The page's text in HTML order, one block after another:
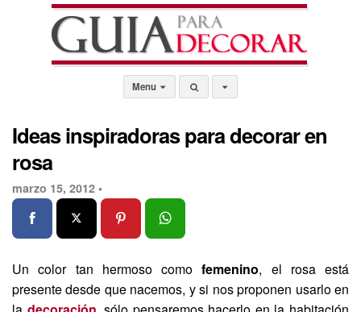
Menu
Ideas inspiradoras para decorar en
rosa
marzo 15, 2012 •
Un color tan hermoso comofemenino, el rosa está
presente desde que nacemos, y si nos proponen usarlo en